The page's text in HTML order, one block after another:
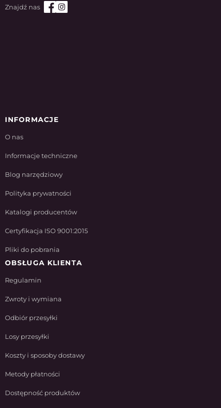
INFORMACJE
O nas
Informacje techniczne
Blog narzędziowy
Polityka prywatności
Katalogi producentów
Certyfikacja ISO 9001:2015
Pliki do pobrania
OBSŁUGA KLIENTA
Regulamin
Zwroty i wymiana
Odbiór przesyłki
Losy przesyłki
Koszty i sposoby dostawy
Metody płatności
Dostępność produktów